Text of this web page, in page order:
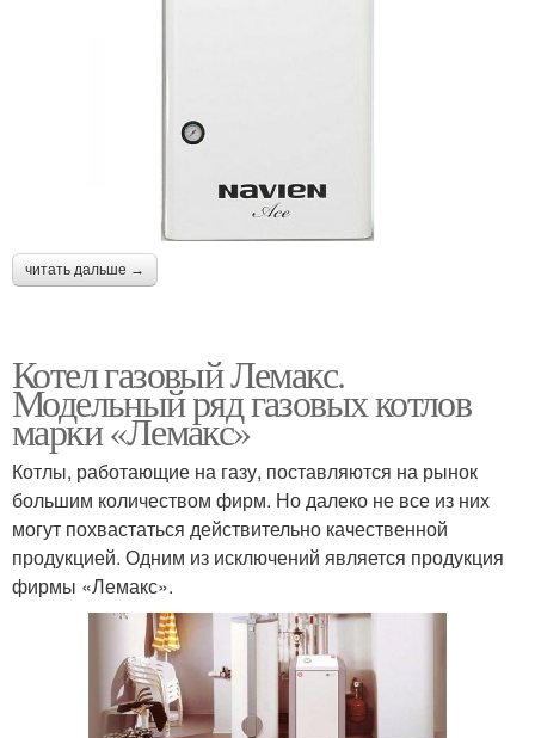
читать дальше →
Котел газовый Лемакс.
Модельный ряд газовых котлов
марки «Лемакс»
Котлы, работающие на газу, поставляются на рынок
большим количеством фирм. Но далеко не все из них
могут похвастаться действительно качественной
продукцией. Одним из исключений является продукция
фирмы «Лемакс».